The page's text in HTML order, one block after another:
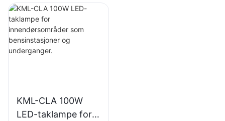
industrianlegg,
lagerbygninger og
andre
innendørsbelysning
KML-CLA 100W
LED-taklampe for